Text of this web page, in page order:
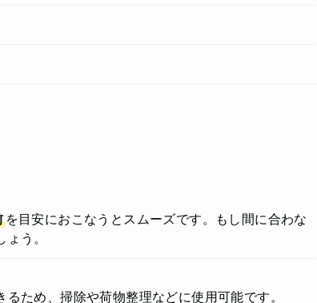
を目安におこなうとスムーズです。もし間に合わな
う。
ため、掃除や荷物整理などに使用可能です。